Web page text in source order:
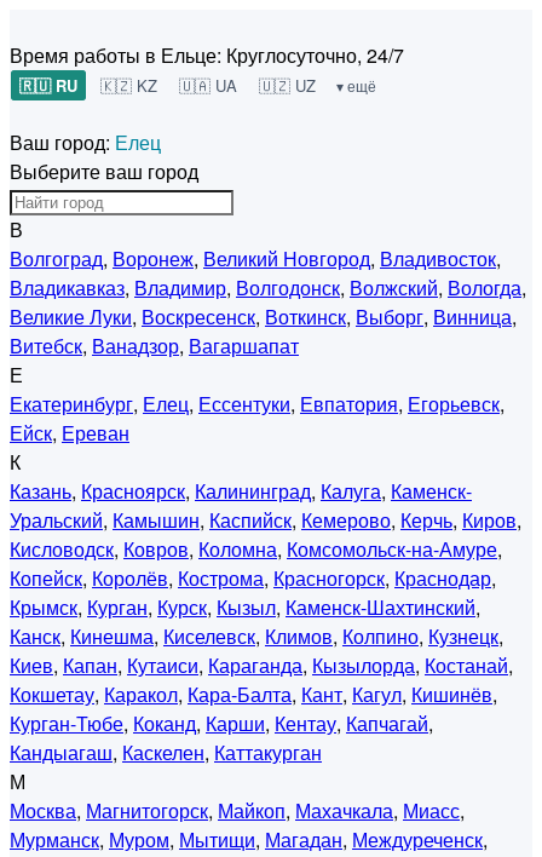
Время работы в Ельце: Круглосуточно, 24/7
🇷🇺 RU 🇰🇿 KZ 🇺🇦 UA 🇺🇿 UZ ▾ ещё
Ваш город: Елец
Выберите ваш город
В
Волгоград, Воронеж, Великий Новгород, Владивосток,
Владикавказ, Владимир, Волгодонск, Волжский, Вологда,
Великие Луки, Воскресенск, Воткинск, Выборг, Винница,
Витебск, Ванадзор, Вагаршапат
Е
Екатеринбург, Елец, Ессентуки, Евпатория, Егорьевск,
Ейск, Ереван
К
Казань, Красноярск, Калининград, Калуга, Каменск-
Уральский, Камышин, Каспийск, Кемерово, Керчь, Киров,
Кисловодск, Ковров, Коломна, Комсомольск-на-Амуре,
Копейск, Королёв, Кострома, Красногорск, Краснодар,
Крымск, Курган, Курск, Кызыл, Каменск-Шахтинский,
Канск, Кинешма, Киселевск, Климов, Колпино, Кузнецк,
Киев, Капан, Кутаиси, Караганда, Кызылорда, Костанай,
Кокшетау, Каракол, Кара-Балта, Кант, Кагул, Кишинёв,
Курган-Тюбе, Коканд, Карши, Кентау, Капчагай,
Кандыагаш, Каскелен, Каттакурган
М
Москва, Магнитогорск, Майкоп, Махачкала, Миасс,
Мурманск, Муром, Мытищи, Магадан, Междуреченск,